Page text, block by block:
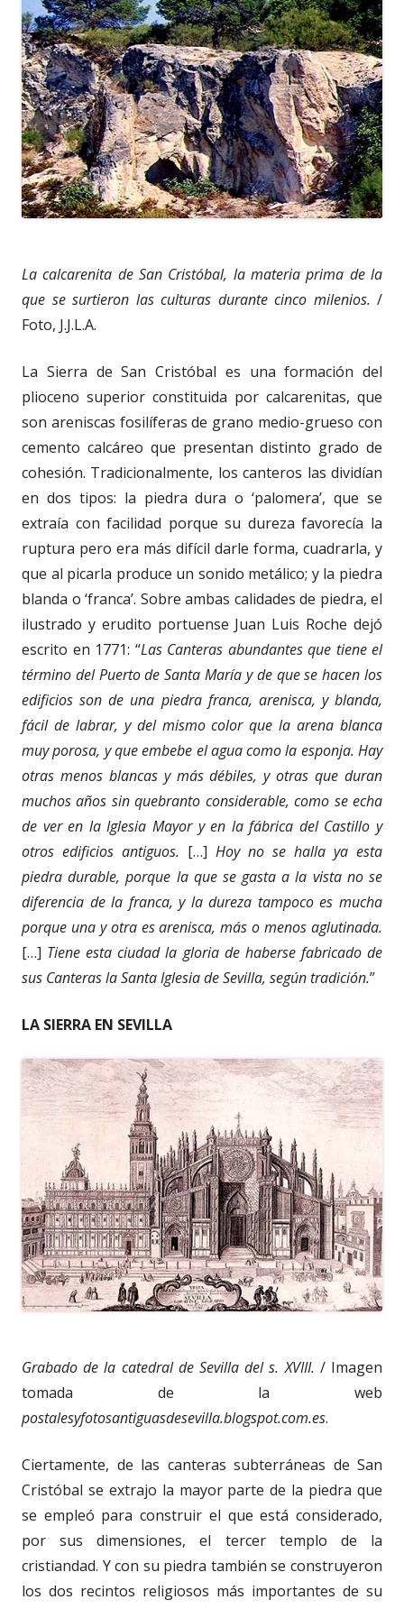
La calcarenita de San Cristóbal, la materia prima de la
que se surtieron las culturas durante cinco milenios. /
Foto, J.J.L.A.
La Sierra de San Cristóbal es una formación del
plioceno superior constituida por calcarenitas, que
son areniscas fosilíferas de grano medio-grueso con
cemento calcáreo que presentan distinto grado de
cohesión. Tradicionalmente, los canteros las dividían
en dos tipos: la piedra dura o ‘palomera’, que se
extraía con facilidad porque su dureza favorecía la
ruptura pero era más difícil darle forma, cuadrarla, y
que al picarla produce un sonido metálico; y la piedra
blanda o ‘franca’. Sobre ambas calidades de piedra, el
ilustrado y erudito portuense Juan Luis Roche dejó
escrito en 1771: “Las Canteras abundantes que tiene el
término del Puerto de Santa María y de que se hacen los
edificios son de una piedra franca, arenisca, y blanda,
fácil de labrar, y del mismo color que la arena blanca
muy porosa, y que embebe el agua como la esponja. Hay
otras menos blancas y más débiles, y otras que duran
muchos años sin quebranto considerable, como se echa
de ver en la Iglesia Mayor y en la fábrica del Castillo y
otros edificios antiguos. […] Hoy no se halla ya esta
piedra durable, porque la que se gasta a la vista no se
diferencia de la franca, y la dureza tampoco es mucha
porque una y otra es arenisca, más o menos aglutinada.
[…] Tiene esta ciudad la gloria de haberse fabricado de
sus Canteras la Santa Iglesia de Sevilla, según tradición.”
LA SIERRA EN SEVILLA
Grabado de la catedral de Sevilla del s. XVIII. / Imagen
tomada de la web
postalesyfotosantiguasdesevilla.blogspot.com.es.
Ciertamente, de las canteras subterráneas de San
Cristóbal se extrajo la mayor parte de la piedra que
se empleó para construir el que está considerado,
por sus dimensiones, el tercer templo de la
cristiandad. Y con su piedra también se construyeron
los dos recintos religiosos más importantes de su